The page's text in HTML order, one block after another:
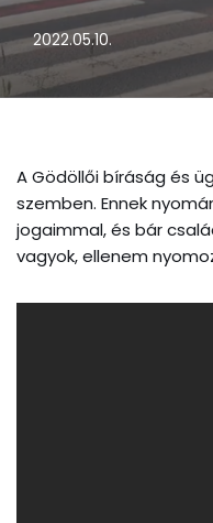
2022.05.10.
A Gödöllői bíráság és
szemben. Ennek
jogaimmal, és bár
vagyok, ellenem